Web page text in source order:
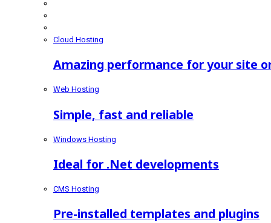
Cloud Hosting
Amazing performance for your site
Web Hosting
Simple, fast and reliable
Windows Hosting
Ideal for .Net developments
CMS Hosting
Pre-installed templates and plugins